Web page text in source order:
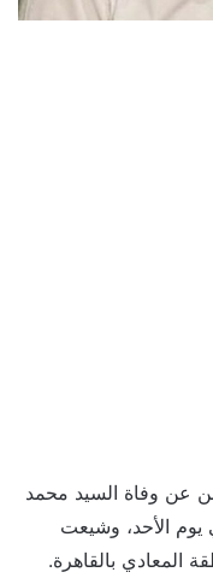
عن وفاة السيد محمد
يوم الأحد، وشيعت
المعادي بالقاهرة.